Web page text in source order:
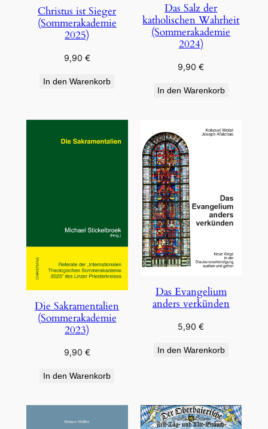
Christus ist Sieger
(Sommerakademie
2025)
9,90 €
In den Warenkorb
Das Salz der
katholischen Wahrheit
(Sommerakademie
2024)
9,90€
In den Warenkorb
Die Sakramentalien
(Sommerakademie
2023)
9,90 €
In den Warenkorb
Das Evangelium
anders verkünden
5,90€
In den Warenkorb